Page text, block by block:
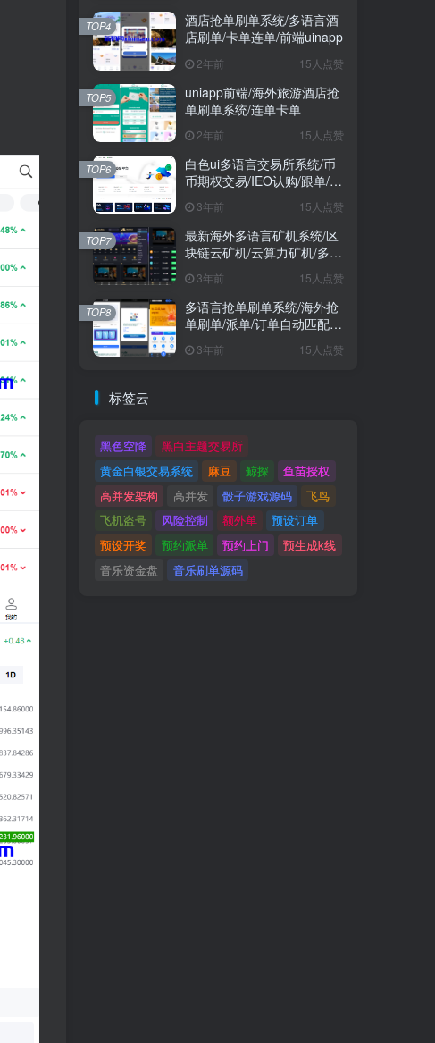
酒店抢单刷单系统/多语言酒
店刷单/卡单连单/前端uinapp
2年前 15人点赞
TOP4
uniapp前端/海外旅游酒店抢
单刷单系统/连单卡单
2年前 15人点赞
TOP5
白色ui多语言交易所系统/币
币期权交易/IEO认购/跟单/锁
3年前 15人点赞
TOP6
最新海外多语言矿机系统/区
块链云矿机/云算力矿机/多级
3年前 15人点赞
TOP7
多语言抢单刷单系统/海外抢
单刷单/派单/订单自动匹配/
3年前 15人点赞
TOP8
标签云
黑色空降
黑白主题交易所
黄金白银交易系统
麻豆 鲸探
鱼苗授权
高并发架构
高并发 骰子游戏源码
飞鸟
飞机盗号
风险控制 额外单
预设订单
预设开奖
预约派单 预约上门
预生成k线
音乐资金盘
音乐刷单源码